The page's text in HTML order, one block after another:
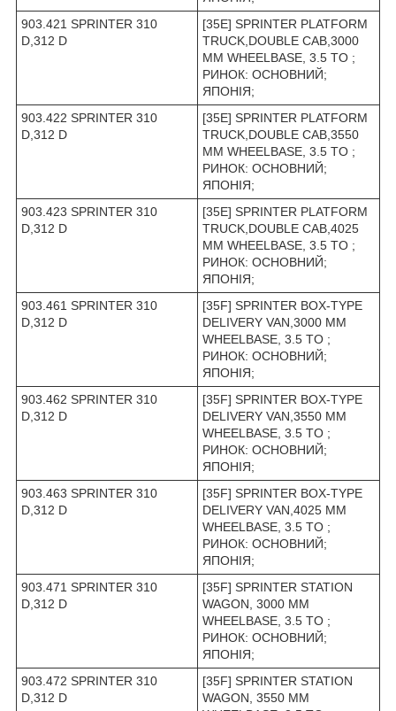
903.421 SPRINTER 310
D,312 D
[35E] SPRINTER PLATFORM
TRUCK,DOUBLE CAB,3000
MM WHEELBASE, 3.5 TO ;
РИНОК: ОСНОВНИЙ;
ЯПОНІЯ;
903.422 SPRINTER 310
D,312 D
[35E] SPRINTER PLATFORM
TRUCK,DOUBLE CAB,3550
MM WHEELBASE, 3.5 TO ;
РИНОК: ОСНОВНИЙ;
ЯПОНІЯ;
903.423 SPRINTER 310
D,312 D
[35E] SPRINTER PLATFORM
TRUCK,DOUBLE CAB,4025
MM WHEELBASE, 3.5 TO ;
РИНОК: ОСНОВНИЙ;
ЯПОНІЯ;
903.461 SPRINTER 310
D,312 D
[35F] SPRINTER BOX-TYPE
DELIVERY VAN,3000 MM
WHEELBASE, 3.5 TO ;
РИНОК: ОСНОВНИЙ;
ЯПОНІЯ;
903.462 SPRINTER 310
D,312 D
[35F] SPRINTER BOX-TYPE
DELIVERY VAN,3550 MM
WHEELBASE, 3.5 TO ;
РИНОК: ОСНОВНИЙ;
ЯПОНІЯ;
903.463 SPRINTER 310
D,312 D
[35F] SPRINTER BOX-TYPE
DELIVERY VAN,4025 MM
WHEELBASE, 3.5 TO ;
РИНОК: ОСНОВНИЙ;
ЯПОНІЯ;
903.471 SPRINTER 310
D,312 D
[35F] SPRINTER STATION
WAGON, 3000 MM
WHEELBASE, 3.5 TO ;
РИНОК: ОСНОВНИЙ;
ЯПОНІЯ;
903.472 SPRINTER 310
D,312 D
[35F] SPRINTER STATION
WAGON, 3550 MM